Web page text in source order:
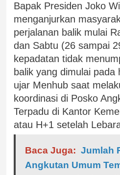
Bapak Presiden Joko
menganjurkan
perjalanan balik mulai
dan Sabtu (26 sampai
kepadatan tidak
balik yang dimulai pada
ujar Menhub saat
koordinasi di Posko
Terpadu di Kantor
atau H+1 setelah
Baca Juga: Jumlah
Angkutan Umum